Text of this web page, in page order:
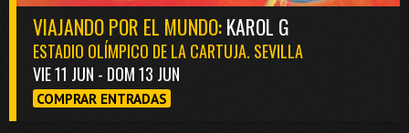
VIAJANDO POR EL MUNDO:KAROL G
ESTADIO OLÍMPICO DE LA CARTUJA. SEVILLA
VIE 11 JUN - DOM 13 JUN
COMPRAR ENTRADAS